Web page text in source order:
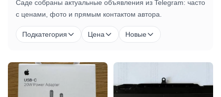
Саде собраны актуальные объявления из Telegram: часто
с ценами, фото и прямым контактом автора.
Подкатегория Цена Новые